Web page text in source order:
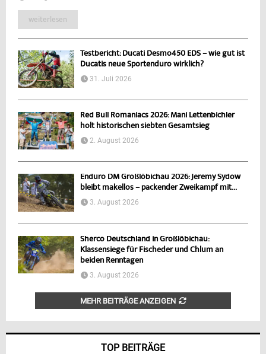
weiterlesen
Testbericht: Ducati Desmo450 EDS – wie gut ist
Ducatis neue Sportenduro wirklich?
31. Juli 2026
Red Bull Romaniacs 2026: Mani Lettenbichler
holt historischen siebten Gesamtsieg
2. August 2026
Enduro DM Großlöbichau 2026: Jeremy Sydow
bleibt makellos – packender Zweikampf mit...
3. August 2026
Sherco Deutschland in Großlöbichau:
Klassensiege für Fischeder und Chlum an
beiden Renntagen
3. August 2026
MEHR BEITRÄGE ANZEIGEN
TOP BEITRÄGE